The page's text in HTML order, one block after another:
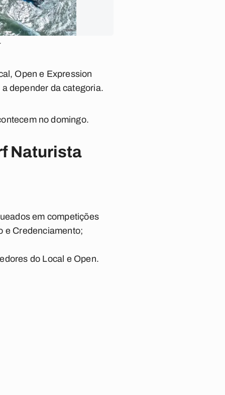
Open e Expression
depender da categoria.
no domingo.
Naturista
em competições
e Credenciamento;
do Local e Open.